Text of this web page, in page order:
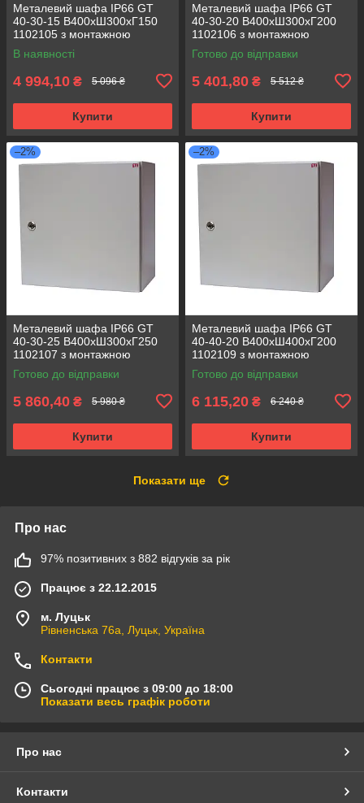
Металевий шафа IP66 GT
40-30-15 В400хШ300хГ150
1102105 з монтажною
панеллю (розподільчий, 1
замок)
В наявності
4 994,10 ₴ 5 096 ₴
Купити
Металевий шафа IP66 GT
40-30-20 В400хШ300хГ200
1102106 з монтажною
панеллю (розподільчий, 1
замок)
Готово до відправки
5 401,80 ₴ 5 512 ₴
Купити
–2%
Металевий шафа IP66 GT
40-30-25 В400хШ300хГ250
1102107 з монтажною
панеллю (розподільчий, 1
замок)
Готово до відправки
5 860,40 ₴ 5 980 ₴
Купити
–2%
Металевий шафа IP66 GT
40-40-20 В400хШ400хГ200
1102109 з монтажною
панеллю (розподільчий, 1
замок)
Готово до відправки
6 115,20 ₴ 6 240 ₴
Купити
Показати ще
Про нас
97% позитивних з 882 відгуків за рік
Працює з 22.12.2015
м. Луцьк
Рівненська 76а, Луцьк, Україна
Контакти
Сьогодні працює з 09:00 до 18:00
Показати весь графік роботи
Про нас
Контакти